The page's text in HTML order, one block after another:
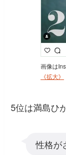
画像は
《拡大》
5位は満島ひ
性格が